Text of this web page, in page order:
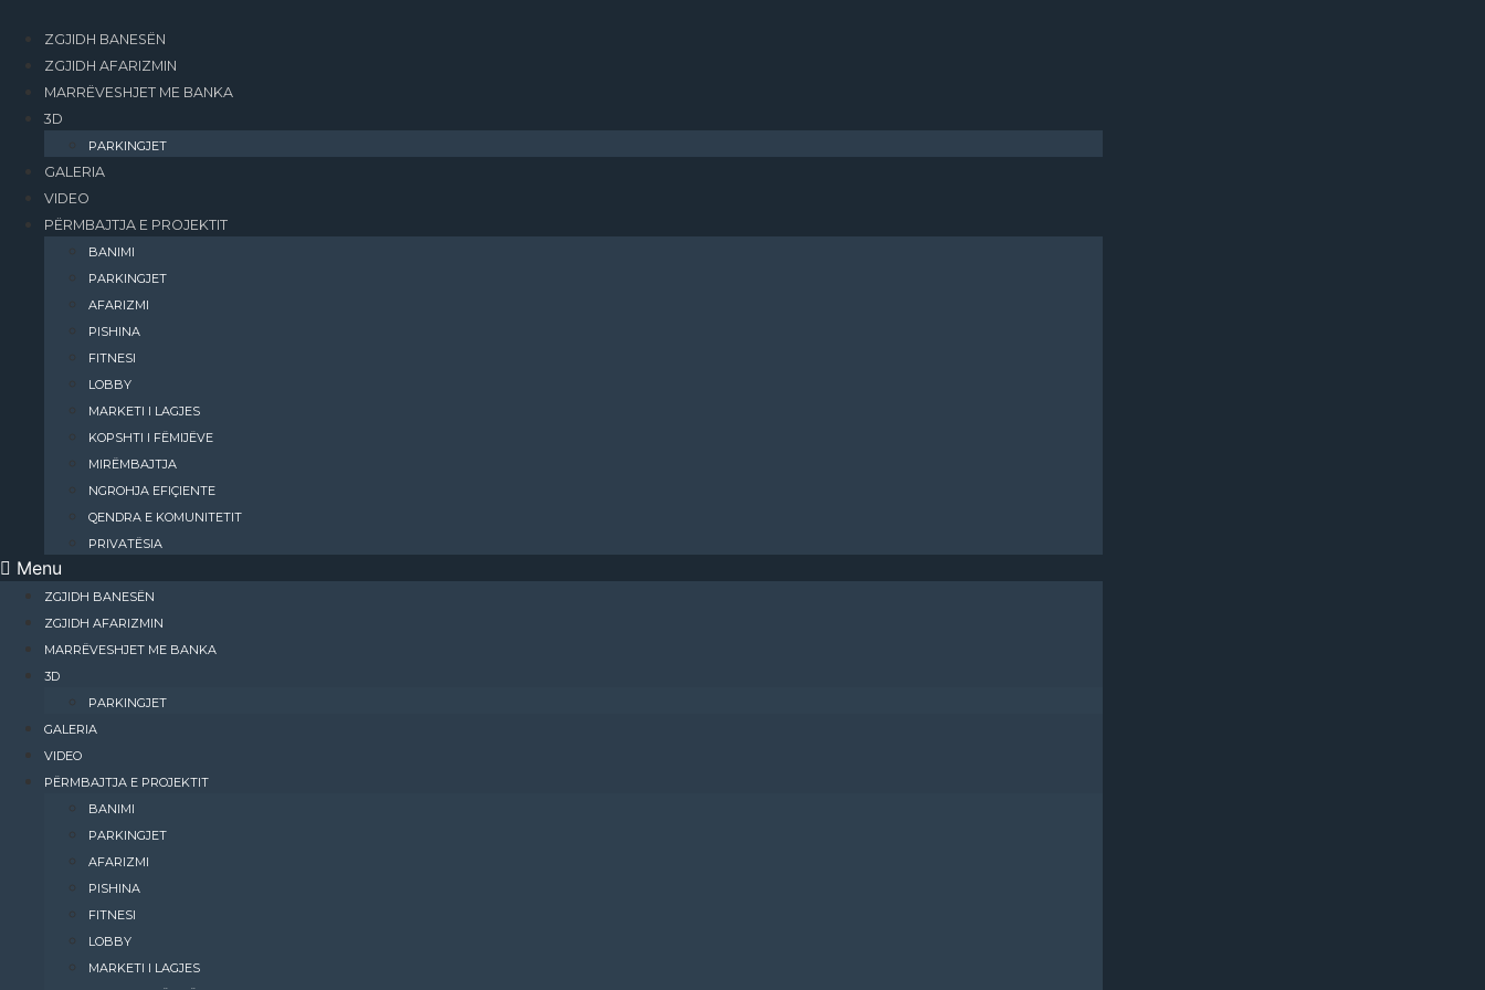
ZGJIDH BANESËN
ZGJIDH AFARIZMIN
MARRËVESHJET ME BANKA
3D
PARKINGJET
GALERIA
VIDEO
PËRMBAJTJA E PROJEKTIT
BANIMI​
PARKINGJET
AFARIZMI​
PISHINA
FITNESI
LOBBY
MARKETI I LAGJES
KOPSHTI I FËMIJËVE
MIRËMBAJTJA
NGROHJA EFIÇIENTE
QENDRA E KOMUNITETIT
PRIVATËSIA
Menu
ZGJIDH BANESËN
ZGJIDH AFARIZMIN
MARRËVESHJET ME BANKA
3D
PARKINGJET
GALERIA
VIDEO
PËRMBAJTJA E PROJEKTIT
BANIMI​
PARKINGJET
AFARIZMI​
PISHINA
FITNESI
LOBBY
MARKETI I LAGJES